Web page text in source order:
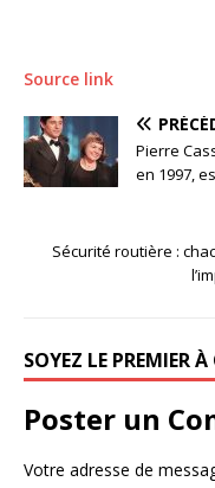
Source link
Pierre
en 1997,
Sécurité routière :
SOYEZ LE PREMIER
Poster un
Votre adresse de